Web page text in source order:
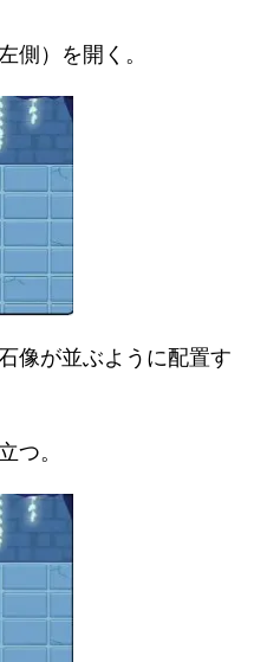
側）を開く。
像が並ぶように配置す
つ。